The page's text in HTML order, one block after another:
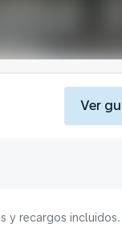
Ver
y recargos